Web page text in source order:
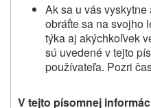
Ak sa u vás
obráťte sa na svojho
týka aj akýchkoľvek
sú uvedené v tejto
používateľa. Pozri
V tejto písomnej